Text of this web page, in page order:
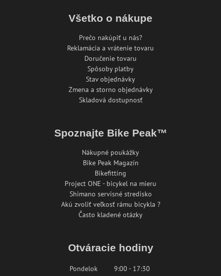
Všetko o nákupe
Prečo nakúpiť u nás?
Reklamácia a vrátenie tovaru
Doručenie tovaru
Spôsoby platby
Stav objednávky
Zmena a storno objednávky
Skladová dostupnosť
Spoznajte Bike Peak™
Nákupné poukážky
Bike Peak Magazín
Bikefitting
Project ONE - bicykel na mieru
Shimano servisné stredisko
Akú zvoliť veľkosť rámu bicykla ?
Často kladené otázky
Otváracie hodiny
Pondelok
9:00 - 17:30